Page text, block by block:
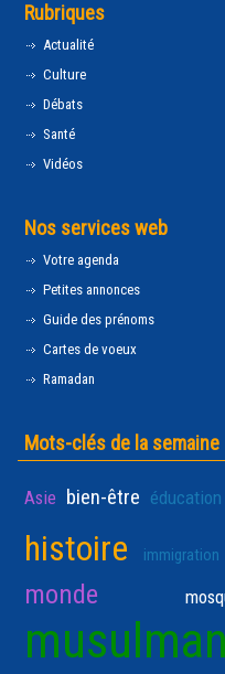
Rubriques
Actualité
Culture
Débats
Santé
Vidéos
Nos services web
Votre agenda
Petites annonces
Guide des prénoms
Cartes de voeux
Ramadan
Mots-clés de la semaine
Asie bien-être éducation
histoire immigration
monde